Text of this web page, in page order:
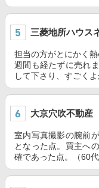
三菱地所ハウス
担当の方がとにかく
週間も経たずに売れ
して下さり、すごく
大京穴吹不動産
室内写真撮影の腕前
となった点。買主へ
確であった点。（60代